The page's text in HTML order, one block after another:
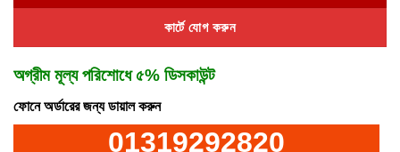
কার্টে যোগ করুন
অগ্রীম মূল্য পরিশোধে ৫% ডিসকাউন্ট
ফোনে অর্ডারের জন্য ডায়াল করুন
01319292820